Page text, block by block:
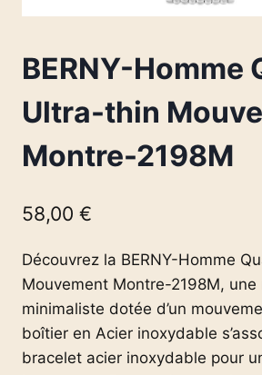
BERNY-Homme
Ultra-thin
Montre-2198M
58,00 €
Découvrez la BERNY-Homme
Mouvement Montre-2198M, une
minimaliste dotée d’un
boîtier en Acier inoxydable
bracelet acier inoxydable pour